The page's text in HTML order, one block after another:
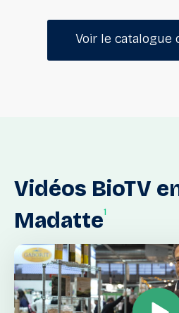
Voir le catalogue
Vidéos BioTV
Madatte1